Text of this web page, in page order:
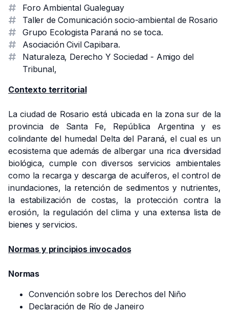
Foro Ambiental Gualeguay
Taller de Comunicación socio-ambiental de Rosario
Grupo Ecologista Paraná no se toca.
Asociación Civil Capibara.
Naturaleza, Derecho Y Sociedad - Amigo del
Tribunal,
Contexto territorial
La ciudad de Rosario está ubicada en la zona sur de la
provincia de Santa Fe, República Argentina y es
colindante del humedal Delta del Paraná, el cual es un
ecosistema que además de albergar una rica diversidad
biológica, cumple con diversos servicios ambientales
como la recarga y descarga de acuíferos, el control de
inundaciones, la retención de sedimentos y nutrientes,
laestabilización de costas, la protección contra la
erosión, la regulación del clima y una extensa lista de
bienes y servicios.
Normas y principios invocados
Normas
Convención sobre los Derechos del Niño
Declaración de Río de Janeiro